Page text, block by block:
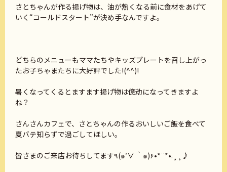
さとちゃんが作る揚げ物は、油が熱くなる前に食材をあげて
いく“コールドスタート”が決め手なんですよ。
どちらのメニューもママたちやキッズプレートを召し上がっ
たお子ちゃまたちに大好評でした!(^^)!
暑くなってくるとますます揚げ物は億劫になってきますよ
ね？
さんさんカフェで、さとちゃんの作るおいしいご飯を食べて
夏バテ知らずで過ごしてほしい。
皆さまのご来店お待ちしてます٩(๑′∀ ‵๑)۶•*¨*•.¸¸♪